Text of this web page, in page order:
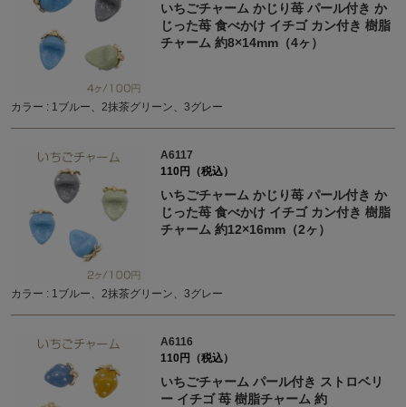
いちごチャーム かじり苺 パール付き か
じった苺 食べかけ イチゴ カン付き 樹脂
チャーム 約8×14mm（4ヶ）
カラー : 1ブルー、2抹茶グリーン、3グレー
A6117
110円（税込）
いちごチャーム かじり苺 パール付き か
じった苺 食べかけ イチゴ カン付き 樹脂
チャーム 約12×16mm（2ヶ）
カラー : 1ブルー、2抹茶グリーン、3グレー
A6116
110円（税込）
いちごチャーム パール付き ストロベリ
ー イチゴ 苺 樹脂チャーム 約